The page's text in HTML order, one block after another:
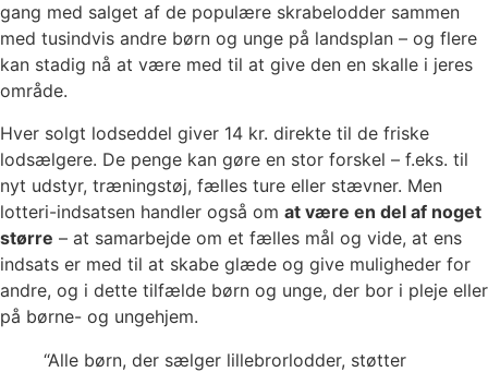
gang med salget af de populære skrabelodder sammen
med tusindvis andre børn og unge på landsplan – og flere
kan stadig nå at være med til at give den en skalle i jeres
område.
Hver solgt lodseddel giver 14 kr. direkte til de friske
lodsælgere. De penge kan gøre en stor forskel – f.eks. til
nyt udstyr, træningstøj, fælles ture eller stævner. Men
lotteri-indsatsen handler også om at være en del af noget
større – at samarbejde om et fælles mål og vide, at ens
indsats er med til at skabe glæde og give muligheder for
andre, og i dette tilfælde børn og unge, der bor i pleje eller
på børne- og ungehjem.
“Alle børn, der sælger lillebrorlodder, støtter